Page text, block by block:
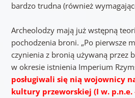
bardzo trudna (również
Archeolodzy mają już wstępną
pochodzenia broni. „Po pierwsze
czynienia z bronią używaną przez
w okresie istnienia Imperium
posługiwali się nią wojownicy
kultury przeworskiej (I w. p.n.e.